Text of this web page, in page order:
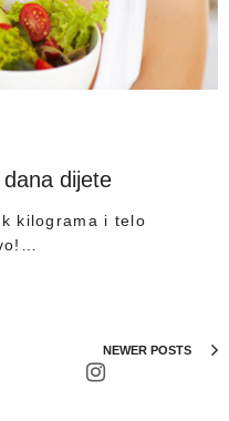
dana dijete
kilograma i telo
NEWER POSTS